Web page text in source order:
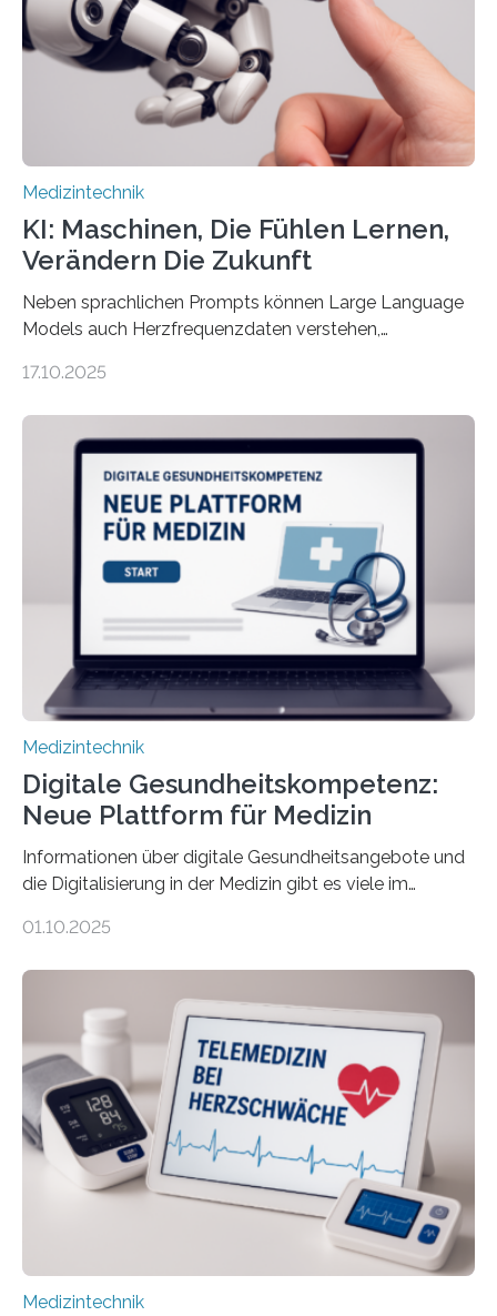
Assistenzsystems, das den Zustand der Person
kontinuierlich erfasst, pflegende Personen unterstützt
und in Notfällen selbstständig Alarm schlägt. „Die Idee
Medizintechnik
KI: Maschinen, Die Fühlen Lernen,
Verändern Die Zukunft
Neben sprachlichen Prompts können Large Language
Models auch Herzfrequenzdaten verstehen,
haben Dr. Morris Gellisch, ehemals an der Ruhr-
und Boris Burr von der Ruhr-Universität Bochum in
dafür eine technische Schnittstelle, über die
physiologische Daten in Echtzeit an das Sprachmodell
übermittelt werden können. Die Künstliche Intelligenz
kann dadurch auch die Sprache des Körpers
einbeziehen, auf die Menschen keinen bewussten
Einfluss nehmen. Das eröffnet…
17.10.2025
Medizintechnik
Digitale Gesundheitskompetenz:
Neue Plattform für Medizin
Informationen über digitale Gesundheitsangebote und
die Digitalisierung in der Medizin gibt es viele im
seriösen und wissenschaftlich abgesicherten Inhalten?
Forscherinnen der Technischen Universität Dresden
(TUD) richtet sich das Portal sowohl an Patientinnen
und Patienten, aber ebenso an medizinisches
Fachpersonal. Für all diese Zielgruppen bietet sie
speziell zugeschnittene Informationen, um deren
digitale Gesundheitskompetenz zu steigern. MiHUBx ist
01.10.2025
Medizintechnik